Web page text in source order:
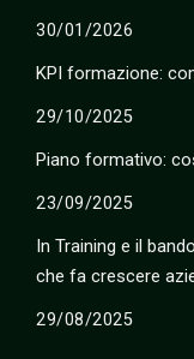
30/01/2026
KPI formazione:
29/10/2025
Piano formativo:
23/09/2025
In Training e il
che fa crescere
29/08/2025